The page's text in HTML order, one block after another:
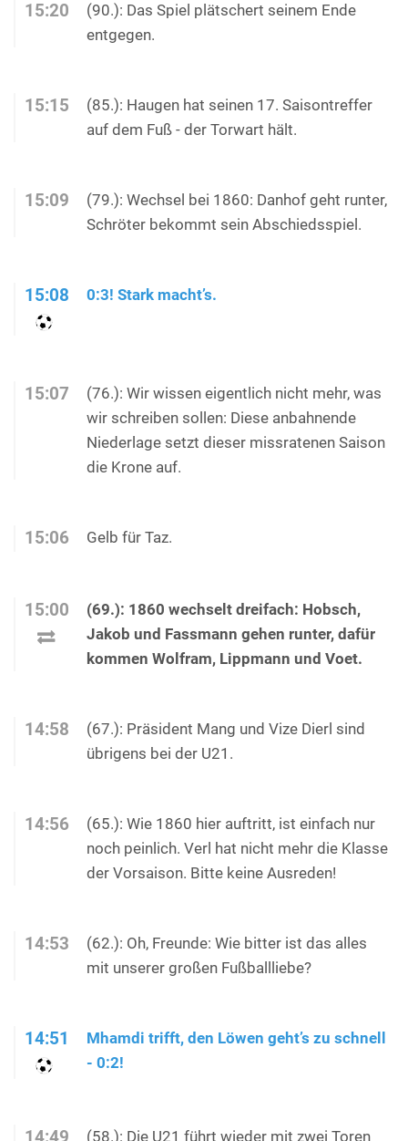
15:20
(90.): Das Spiel plätschert seinem Ende
entgegen.
15:15
(85.): Haugen hat seinen 17. Saisontreffer
auf dem Fuß - der Torwart hält.
15:09
(79.): Wechsel bei 1860: Danhof geht runter,
Schröter bekommt sein Abschiedsspiel.
15:08 0:3! Stark macht’s.
15:07
(76.): Wir wissen eigentlich nicht mehr, was
wir schreiben sollen: Diese anbahnende
Niederlage setzt dieser missratenen Saison
die Krone auf.
15:06 Gelb für Taz.
15:00
(69.): 1860 wechselt dreifach: Hobsch,
Jakob und Fassmann gehen runter, dafür
kommen Wolfram, Lippmann und Voet.
14:58
(67.): Präsident Mang und Vize Dierl sind
übrigens bei der U21.
14:56
(65.): Wie 1860 hier auftritt, ist einfach nur
noch peinlich. Verl hat nicht mehr die Klasse
der Vorsaison. Bitte keine Ausreden!
14:53
(62.): Oh, Freunde: Wie bitter ist das alles
mit unserer großen Fußballliebe?
14:51
Mhamdi trifft, den Löwen geht’s zu schnell
- 0:2!
(58.): Die U21 führt wieder mit zwei Toren